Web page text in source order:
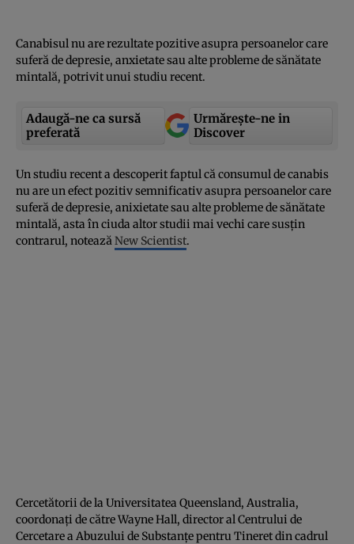
Canabisul nu are rezultate pozitive asupra persoanelor care
suferă de depresie, anxietate sau alte probleme de sănătate
mintală, potrivit unui studiu recent.
Adaugă-ne ca sursă
preferată
Urmărește-ne in
Discover
Un studiu recent a descoperit faptul că consumul de canabis
nu are un efect pozitiv semnificativ asupra persoanelor care
suferă de depresie, anixietate sau alte probleme de sănătate
mintală, asta în ciuda altor studii mai vechi care susţin
contrarul, noteazăNew Scientist.
Cercetătorii de la Universitatea Queensland, Australia,
coordonaţi de către Wayne Hall, director al Centrului de
Cercetare a Abuzului de Substanţe pentru Tineret din cadrul